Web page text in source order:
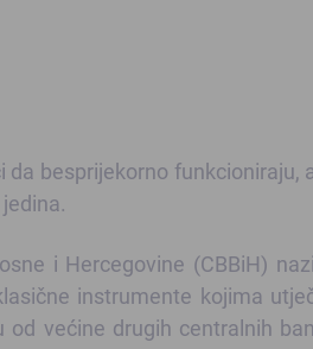
besprijekorno funkcioniraju,
i Hercegovine (CBBiH)
instrumente kojima
većine drugih centralnih